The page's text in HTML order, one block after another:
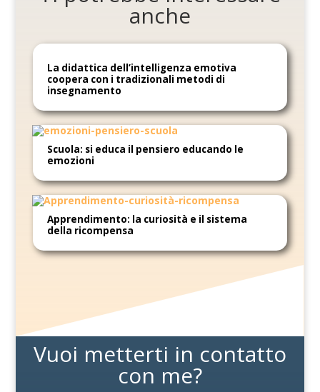
anche
La didattica dell’intelligenza emotiva
coopera con i tradizionali metodi di
insegnamento
Scuola: si educa il pensiero educando le
emozioni
Apprendimento: la curiosità e il sistema
della ricompensa
Vuoi metterti in contatto
con me?